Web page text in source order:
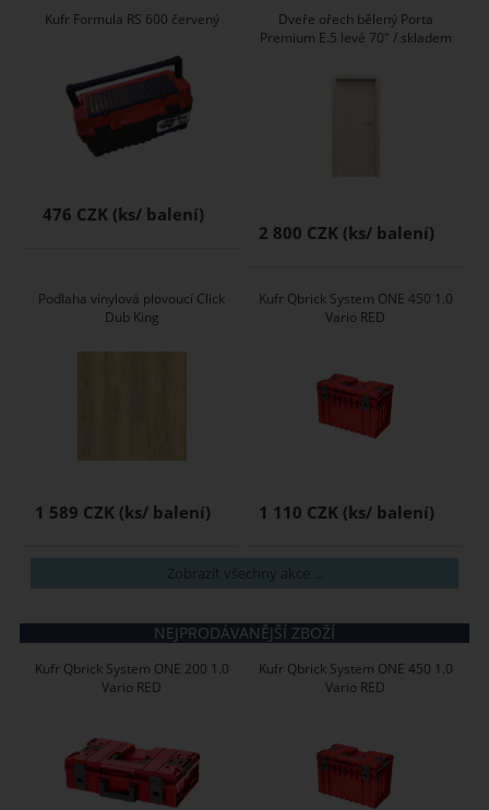
Kufr Formula RS 600 červený
476 CZK
Dveře ořech bělený Porta
Premium E.5 levé 70" / skladem
2 800 CZK
Podlaha vinylová plovoucí Click
Dub King
1 589 CZK
Kufr Qbrick System ONE 450 1.0
Vario RED
1 110 CZK
Zobrazit všechny akce ...
NEJPRODÁVANĚJŠÍ ZBOŽÍ
Kufr Qbrick System ONE 200 1.0
Vario RED
Kufr Qbrick System ONE 450 1.0
Vario RED